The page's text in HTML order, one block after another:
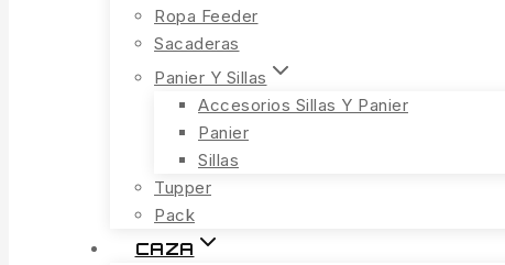
Ropa Feeder
Sacaderas
Panier Y Sillas
Accesorios Sillas Y Panier
Panier
Sillas
Tupper
Pack
CAZA